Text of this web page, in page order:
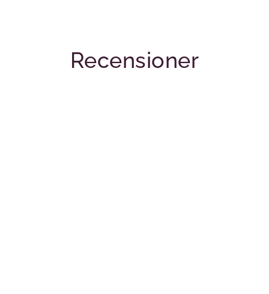
Recensioner